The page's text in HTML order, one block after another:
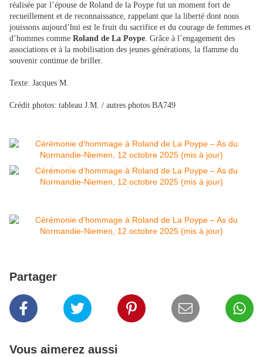
réalisée par l’épouse de Roland de la Poype fut un moment fort de
recueillement et de reconnaissance, rappelant que la liberté dont nous
jouissons aujourd’hui est le fruit du sacrifice et du courage de femmes et
d’hommes comme Roland de La Poype. Grâce à l’engagement des
associations et à la mobilisation des jeunes générations, la flamme du
souvenir continue de briller.
Texte: Jacques M.
Crédit photos: tableau J.M. / autres photos BA749
Partager
Vous aimerez aussi